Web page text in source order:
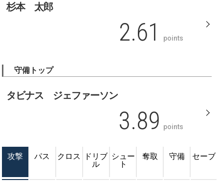
杉本 太郎
2.61 points
守備トップ
タビナス ジェファーソン
3.89 points
攻撃 パス クロス
ドリブ
ル
シュー
ト
奪取 守備 セーブ